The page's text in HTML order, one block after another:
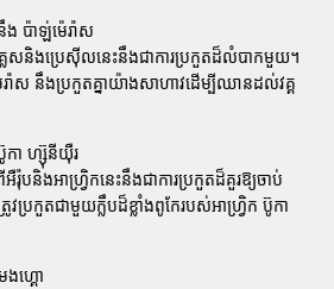
ប៉ាឡ់ម៉េរ៉ាស
គ្លេសនិងប្រេស៊ីលនេះនឹងជាការប្រកួតដ៏លំបាកមួយ។
ាស នឹងប្រកួតគ្នាយ៉ាងសាហាវដើម្បីឈានដល់វគ្គ
កា ហ្ស៊ុនីយ៉ឺរ
រ៉ុបនិងអាហ្វ្រិកនេះនឹងជាការប្រកួតដ៏គួរឱ្យចាប់
វប្រកួតជាមួយក្លឹបដ៏ខ្លាំងពូកែរបស់អាហ្វ្រិក ប៊ូកា
ងហ្គោ